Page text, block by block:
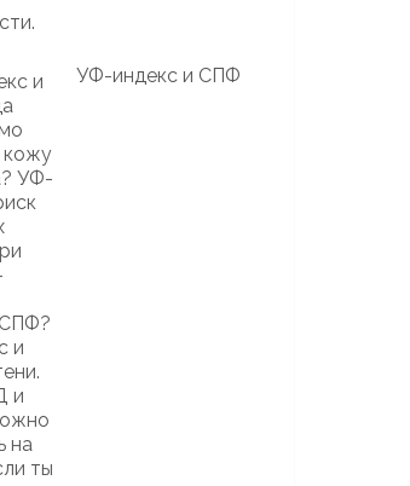
УФ-индекс и СПФ